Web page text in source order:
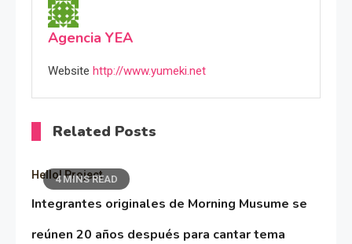
Agencia YEA
Website http://www.yumeki.net
Related Posts
4 MINS READ
Hello! Project
Integrantes originales de Morning Musume se
reúnen 20 años después para cantar tema